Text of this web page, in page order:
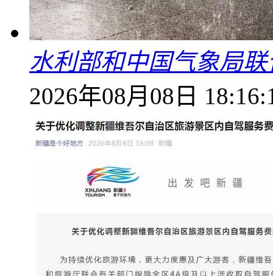
水利部和中国气象局
2026年08月08日